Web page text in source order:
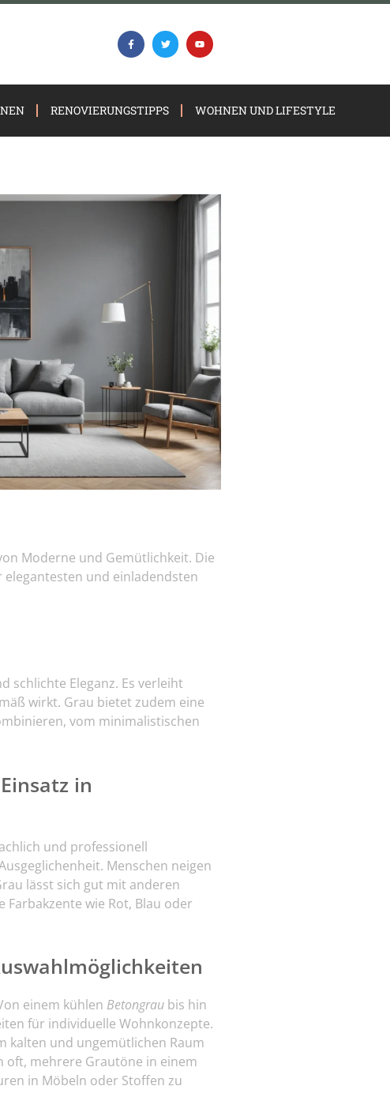
RENOVIERUNGSTIPPS WOHNEN UND LIFESTYLE
Moderne und Gemütlichkeit. Die
und einladendsten
schlichte Eleganz. Es verleiht
wirkt. Grau bietet zudem eine
vom minimalistischen
in
und professionell
Menschen neigen
lässt sich gut mit anderen
wie Rot, Blau oder
einem kühlen Betongrau bis hin
für individuelle Wohnkonzepte.
kalten und ungemütlichen Raum
oft, mehrere Grautöne in einem
in Möbeln oder Stoffen zu